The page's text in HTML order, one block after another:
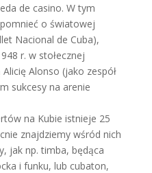
de casino. W tym
o światowej
Nacional de Cuba),
r. w stołecznej
Alonso (jako zespół
sukcesy na arenie
na Kubie istnieje 25
znajdziemy wśród nich
jak np. timba, będąca
i funku, lub cubaton,